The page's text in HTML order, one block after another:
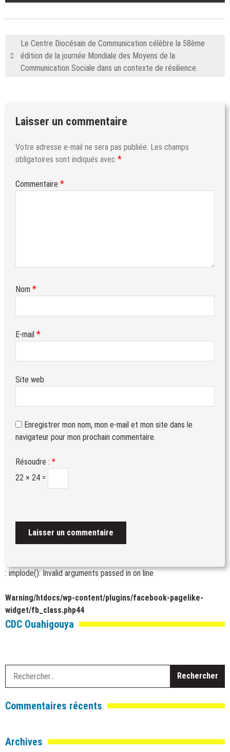
Le Centre Diocésain de Communication célèbre la 58ème
édition de la journée Mondiale des Moyens de la
Communication Sociale dans un contexte de résilience.
Laisser un commentaire
Votre adresse e-mail ne sera pas publiée. Les champs
obligatoires sont indiqués avec *
Commentaire *
Nom *
E-mail *
Site web
Enregistrer mon nom, mon e-mail et mon site dans le
navigateur pour mon prochain commentaire.
Résoudre : *
22 × 24 =
: implode(): Invalid arguments passed inon line
Warning/htdocs/wp-content/plugins/facebook-pagelike-
widget/fb_class.php44
CDC Ouahigouya
Commentaires récents
Archives